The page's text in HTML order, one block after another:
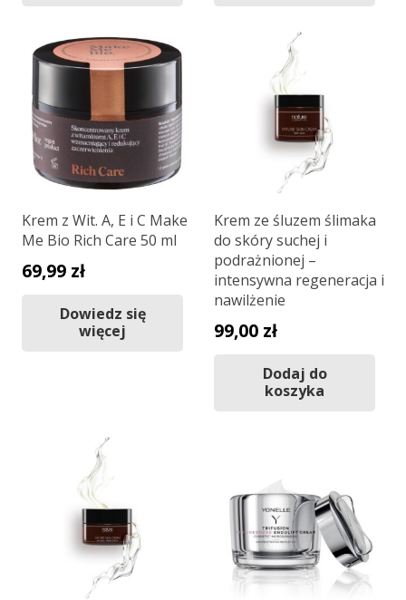
Krem z Wit. A, E i C Make
Me Bio Rich Care 50 ml
69,99 zł
Dowiedz się
więcej
Krem ze śluzem ślimaka
do skóry suchej i
podrażnionej –
intensywna regeneracja i
nawilżenie
99,00 zł
Dodaj do
koszyka